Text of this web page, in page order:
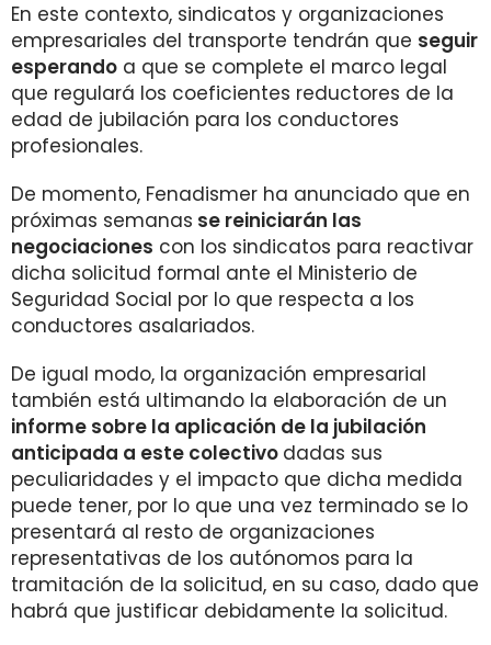
En este contexto, sindicatos y organizaciones
empresariales del transporte tendrán que seguir
esperando a que se complete el marco legal
que regulará los coeficientes reductores de la
edad de jubilación para los conductores
profesionales.
De momento, Fenadismer ha anunciado que en
próximas semanas se reiniciarán las
negociaciones con los sindicatos para reactivar
dicha solicitud formal ante el Ministerio de
Seguridad Social por lo que respecta a los
conductores asalariados.
De igual modo, la organización empresarial
también está ultimando la elaboración de un
informe sobre la aplicación de la jubilación
anticipada a este colectivo dadas sus
peculiaridades y el impacto que dicha medida
puede tener, por lo que una vez terminado se lo
presentará al resto de organizaciones
representativas de los autónomos para la
tramitación de la solicitud, en su caso, dado que
habrá que justificar debidamente la solicitud.